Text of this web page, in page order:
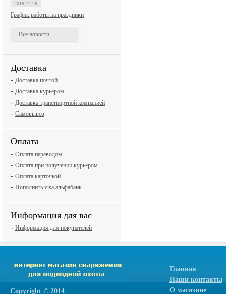
2018-12-28
График работы на праздники
Все новости
Доставка
- Доставка почтой
- Доставка курьером
- Доставка транстпортной компанией
- Самовывоз
Оплата
- Оплата переводом
- Оплата при получении курьером
- Оплата карточкой
- Пополнить visa альфабанк
Информация для вас
- Информация для покупателей
Сopyright © 2014
Главная
Наши контакты
О магазине